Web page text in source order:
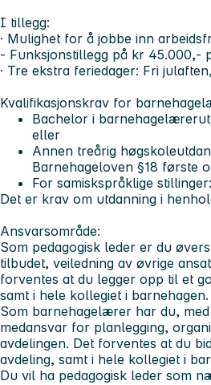
I tillegg:
· Mulighet for å jobbe inn
- Funksjonstillegg på kr 45.000,-
· Tre ekstra feriedager: Fri
Kvalifikasjonskrav for
Bachelor i
eller
Annen treårig
Barnehageloven §18 første
For samiskspråklige
Det er krav om utdanning i
Ansvarsområde:
Som pedagogisk leder er du
tilbudet, veiledning av øvrige
forventes at du legger opp til et
samt i hele kollegiet i
Som barnehagelærer har du,
medansvar for planlegging,
avdelingen. Det forventes at du
avdeling, samt i hele kollegiet i
Du vil ha pedagogisk leder som